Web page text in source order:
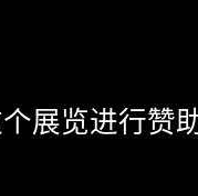
展览进行赞